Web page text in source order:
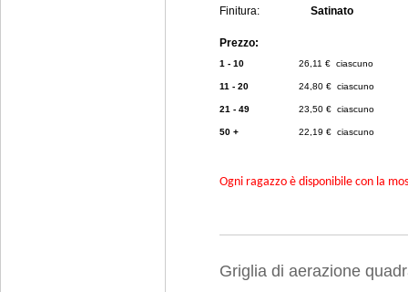
Finitura:
Satinato
Prezzo:
1 - 10 26,11 € ciascuno
11 - 20 24,80 € ciascuno
21 - 49 23,50 € ciascuno
50 + 22,19 € ciascuno
Ogni ragazzo è disponibile con la
Griglia di aerazione